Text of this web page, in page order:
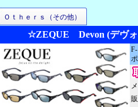
Ｏｔｈｅｒｓ（その他）
☆ZEQUE Devon (デヴ